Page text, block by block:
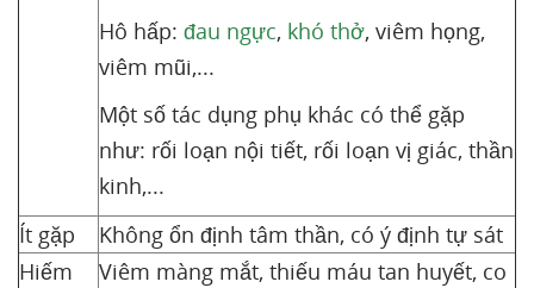
Hô hấp: đau ngực, khó thở, viêm họng,
viêm mũi,...
Một số tác dụng phụ khác có thể gặp
như: rối loạn nội tiết, rối loạn vị giác, thần
kinh,...
Ít gặp
Không ổn định tâm thần, có ý định tự sát
Hiếm
Viêm màng mắt, thiếu máu tan huyết, co